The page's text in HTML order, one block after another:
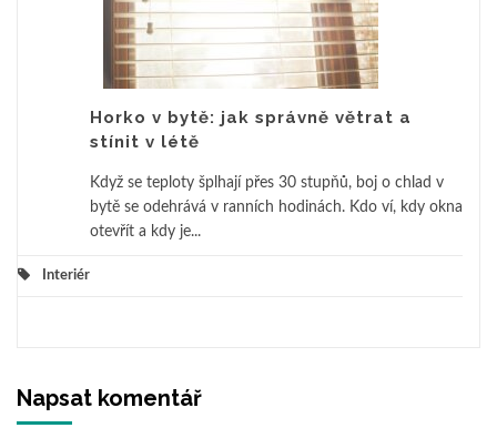
Horko v bytě: jak správně větrat a
stínit v létě
Když se teploty šplhají přes 30 stupňů, boj o chlad v
bytě se odehrává v ranních hodinách. Kdo ví, kdy okna
otevřít a kdy je...
Interiér
Napsat komentář